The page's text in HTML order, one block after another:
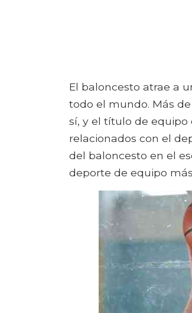
El baloncesto atrae a
todo el mundo. Más
sí, y el título de equipo
relacionados con el
del baloncesto en el
deporte de equipo